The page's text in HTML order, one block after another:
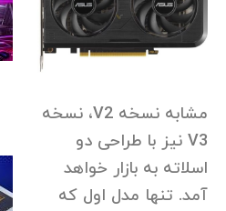
مشابه نسخه V2، نسخه
V3 نیز با طراحی دو
اسلاته به بازار خواهد
آمد. تنها مدل اول که